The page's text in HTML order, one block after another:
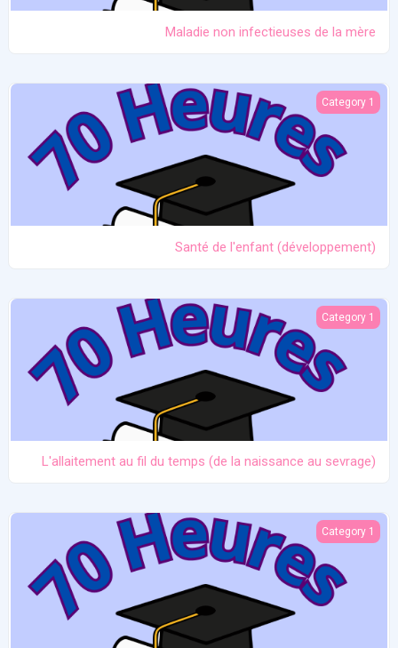
Maladie non infectieuses de la mère
Santé de l'enfant (développement)
Category 1
Santé de l'enfant (développement)
L'allaitement au fil du temps (de la naissance au sevrage)
Category 1
L'allaitement au fil du temps (de la naissance au sevrage)
Anatomie et physiologie
Category 1